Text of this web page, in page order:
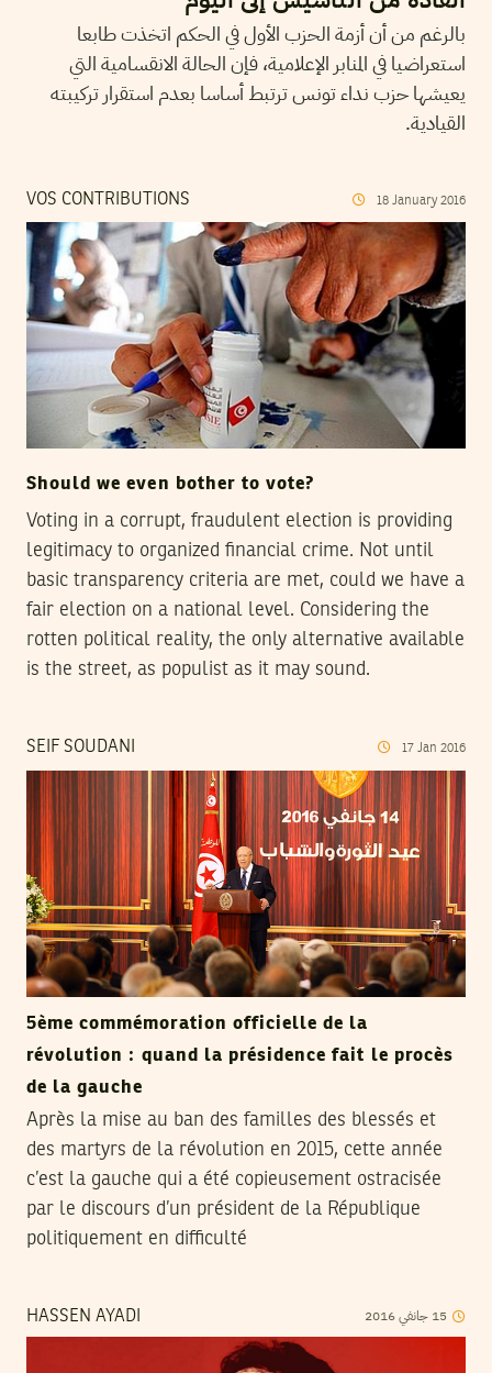
بالرغم من أن أزمة الحزب الأول في الحكم اتخذت طابعا
استعراضيا في المنابر الإعلامية، فإن الحالة الانقسامية التي
يعيشها حزب نداء تونس ترتبط أساسا بعدم استقرار تركيبته
القيادية.
VOS CONTRIBUTIONS 18 January 2016
Should we even bother to vote?
Voting in a corrupt, fraudulent election is providing
legitimacy to organized financial crime. Not until
basic transparency criteria are met, could we have a
fair election on a national level. Considering the
rotten political reality, the only alternative available
is the street, as populist as it may sound.
SEIF SOUDANI 17 Jan 2016
5ème commémoration officielle de la
révolution : quand la présidence fait le procès
de la gauche
Après la mise au ban des familles des blessés et
des martyrs de la révolution en 2015, cette année
c’est la gauche qui a été copieusement ostracisée
par le discours d’un président de la République
politiquement en difficulté
HASSEN AYADI 15 جانفي2016